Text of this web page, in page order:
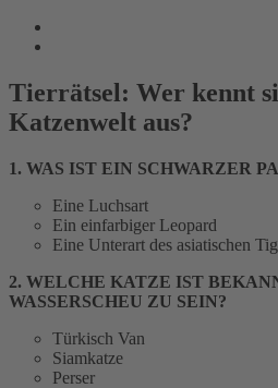
Tierrätsel: Wer kennt
Katzenwelt aus?
1. WAS IST EIN SCHWARZER
Eine Luchsart
Ein einfarbiger Leopard
Eine Unterart des asiatischen
2. WELCHE KATZE IST
WASSERSCHEU ZU SEIN?
Türkisch Van
Siamkatze
Perser